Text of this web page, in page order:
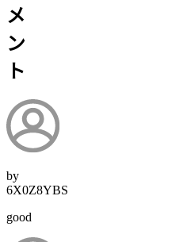
メ
ン
ト
by
6X0Z8YBS
good